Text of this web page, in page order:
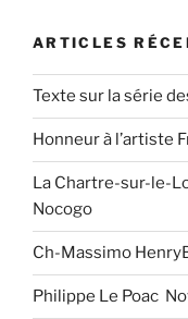
ARTICLES
Texte sur la série
Honneur à l’artiste
La Chartre-sur-le-
Nocogo
Ch-Massimo
Philippe Le Poac